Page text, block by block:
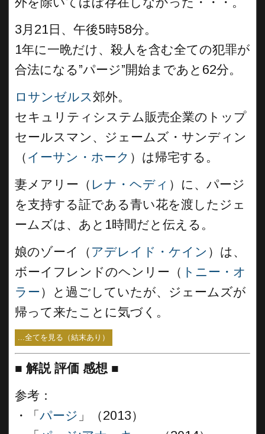
3月21日、午後5時58分。
1年に一晩だけ、殺人を含む全ての犯罪が
合法になる”パージ”開始まであと62分。
ロサンゼルス郊外。
セキュリティシステム販売企業のトップ
セールスマン、ジェームズ・サンディン
（ イーサン・ホーク ）は帰宅する。
妻メアリー（ レナ・ヘディ ）に、パージ
を支持する証である青い花を渡したジェ
ームズは、あと1時間だと伝える。
娘のゾーイ（ アデレイド・ケイン ）は、
ボーイフレンドのヘンリー（ トニー・オ
ラー）と過ごしていたが、ジェームズが
帰って来たことに気づく。
...全てを見る（結末あり）
■ 解説 評価 感想 ■
参考：
・「 パージ 」（2013）